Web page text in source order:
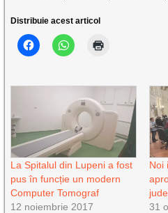
Distribuie acest articol
La Spitalul din Lupeni a fost
pus în funcție un modern
Computer Tomograf
12 noiembrie 2017
Noi
31